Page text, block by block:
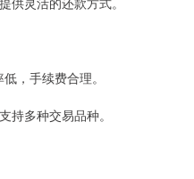
，手续费合理。
持多种交易品种。